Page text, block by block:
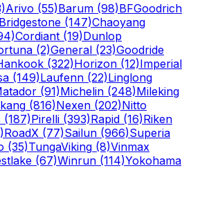
Arivo (55)Barum (98)BFGoodrich
Bridgestone (147)Chaoyang
Cordiant (19)Dunlop
(2)General (23)Goodride
(322)Horizon (12)Imperial
(149)Laufenn (22)Linglong
(91)Michelin (248)Mileking
(816)Nexen (202)Nitto
(187)Pirelli (393)Rapid (16)Riken
RoadX (77)Sailun (966)Superia
(35)TungaViking (8)Vinmax
(67)Winrun (114)Yokohama